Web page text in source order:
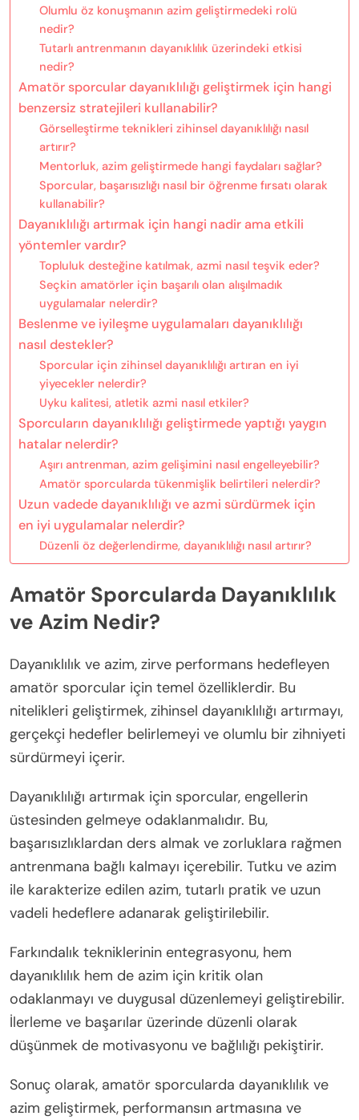
Olumlu öz konuşmanın azim geliştirmedeki rolü
nedir?
Tutarlı antrenmanın dayanıklılık üzerindeki etkisi
nedir?
Amatör sporcular dayanıklılığı geliştirmek için hangi
benzersiz stratejileri kullanabilir?
Görselleştirme teknikleri zihinsel dayanıklılığı nasıl
artırır?
Mentorluk, azim geliştirmede hangi faydaları sağlar?
Sporcular, başarısızlığı nasıl bir öğrenme fırsatı olarak
kullanabilir?
Dayanıklılığı artırmak için hangi nadir ama etkili
yöntemler vardır?
Topluluk desteğine katılmak, azmi nasıl teşvik eder?
Seçkin amatörler için başarılı olan alışılmadık
uygulamalar nelerdir?
Beslenme ve iyileşme uygulamaları dayanıklılığı
nasıl destekler?
Sporcular için zihinsel dayanıklılığı artıran en iyi
yiyecekler nelerdir?
Uyku kalitesi, atletik azmi nasıl etkiler?
Sporcuların dayanıklılığı geliştirmede yaptığı yaygın
hatalar nelerdir?
Aşırı antrenman, azim gelişimini nasıl engelleyebilir?
Amatör sporcularda tükenmişlik belirtileri nelerdir?
Uzun vadede dayanıklılığı ve azmi sürdürmek için
en iyi uygulamalar nelerdir?
Düzenli öz değerlendirme, dayanıklılığı nasıl artırır?
Amatör Sporcularda Dayanıklılık
ve Azim Nedir?
Dayanıklılık ve azim, zirve performans hedefleyen
amatör sporcular için temel özelliklerdir. Bu
nitelikleri geliştirmek, zihinsel dayanıklılığı artırmayı,
gerçekçi hedefler belirlemeyi ve olumlu bir zihniyeti
sürdürmeyi içerir.
Dayanıklılığı artırmak için sporcular, engellerin
üstesinden gelmeye odaklanmalıdır. Bu,
başarısızlıklardan ders almak ve zorluklara rağmen
antrenmana bağlı kalmayı içerebilir. Tutku ve azim
ile karakterize edilen azim, tutarlı pratik ve uzun
vadeli hedeflere adanarak geliştirilebilir.
Farkındalık tekniklerinin entegrasyonu, hem
dayanıklılık hem de azim için kritik olan
odaklanmayı ve duygusal düzenlemeyi geliştirebilir.
İlerleme ve başarılar üzerinde düzenli olarak
düşünmek de motivasyonu ve bağlılığı pekiştirir.
Sonuç olarak, amatör sporcularda dayanıklılık ve
azim geliştirmek, performansın artmasına ve